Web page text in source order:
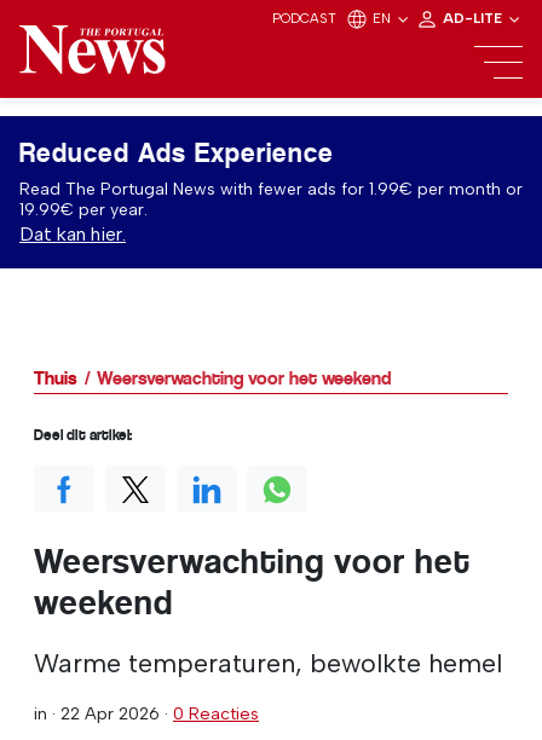
PODCAST EN AD-LITE
Reduced Ads Experience
Read The Portugal News with fewer ads for 1.99€ per month or
19.99€ per year.
Dat kan hier.
Thuis Weersverwachting voor het weekend
Weersverwachting voor het
weekend
Warme temperaturen, bewolkte hemel
in · 22 Apr 2026 · 0 Reacties
Deel dit artikel: